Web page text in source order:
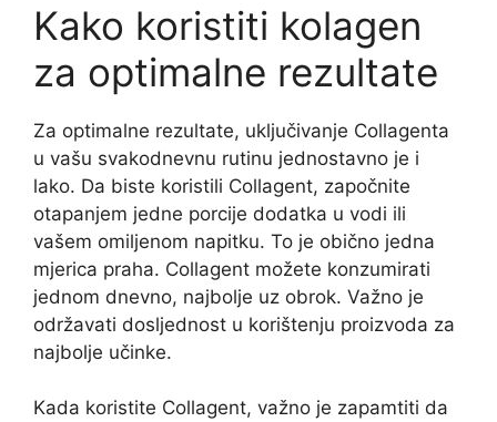
Kako koristiti kolagen
za optimalne rezultate
Za optimalne rezultate, uključivanje Collagenta
u vašu svakodnevnu rutinu jednostavno je i
lako. Da biste koristili Collagent, započnite
otapanjem jedne porcije dodatka u vodi ili
vašem omiljenom napitku. To je obično jedna
mjerica praha. Collagent možete konzumirati
jednom dnevno, najbolje uz obrok. Važno je
održavati dosljednost u korištenju proizvoda za
najbolje učinke.
Kada koristite Collagent, važno je zapamtiti da